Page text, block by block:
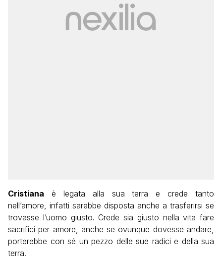
Cristiana è legata alla sua terra e crede tanto
nell’amore, infatti sarebbe disposta anche a trasferirsi se
trovasse l’uomo giusto. Crede sia giusto nella vita fare
sacrifici per amore, anche se ovunque dovesse andare,
porterebbe con sé un pezzo delle sue radici e della sua
terra.